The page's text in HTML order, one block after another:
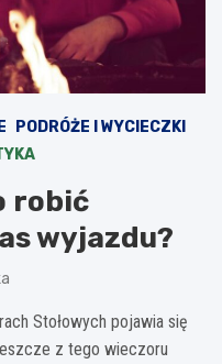
PODRÓŻE I WYCIECZKI
robić
wyjazdu?
Stołowych pojawia się
z tego wieczoru